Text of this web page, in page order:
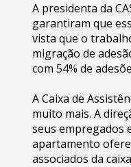
A presidenta da
garantiram que
vista que o
migração de
com 54% de
A Caixa de
muito mais. A
seus empregados
apartamento
associados da